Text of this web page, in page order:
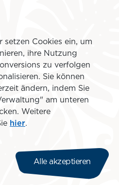
setzen Cookies ein, um
ihre Nutzung
zu verfolgen
Sie können
ändern, indem Sie
am unteren
Weitere
hier.
Alle akzeptieren